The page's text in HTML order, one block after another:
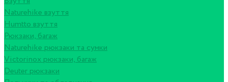
Naturehike взуття
Humtto взуття
Рюкзаки, багаж
Naturehike рюкзаки та сумки
Victorinox рюкзаки, багаж
Deuter рюкзаки